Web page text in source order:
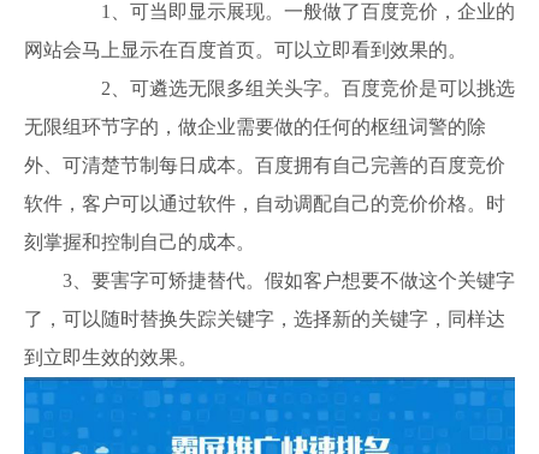
1、可当即显示展现。一般做了百度竞价，企业的
网站会马上显示在百度首页。可以立即看到效果的。
2、可遴选无限多组关头字。百度竞价是可以挑选
无限组环节字的，做企业需要做的任何的枢纽词警的除
外、可清楚节制每日成本。百度拥有自己完善的百度竞价
软件，客户可以通过软件，自动调配自己的竞价价格。时
刻掌握和控制自己的成本。
3、要害字可矫捷替代。假如客户想要不做这个关键字
了，可以随时替换失踪关键字，选择新的关键字，同样达
到立即生效的效果。